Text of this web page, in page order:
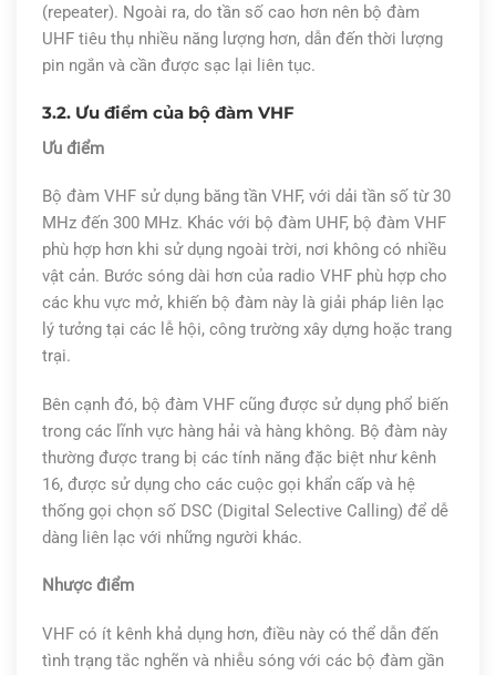
(repeater). Ngoài ra, do tần số cao hơn nên bộ đàm
UHF tiêu thụ nhiều năng lượng hơn, dẫn đến thời lượng
pin ngắn và cần được sạc lại liên tục.
3.2. Ưu điểm của bộ đàm VHF
Ưu điểm
Bộ đàm VHF sử dụng băng tần VHF, với dải tần số từ 30
MHz đến 300 MHz. Khác với bộ đàm UHF, bộ đàm VHF
phù hợp hơn khi sử dụng ngoài trời, nơi không có nhiều
vật cản. Bước sóng dài hơn của radio VHF phù hợp cho
các khu vực mở, khiến bộ đàm này là giải pháp liên lạc
lý tưởng tại các lễ hội, công trường xây dựng hoặc trang
trại.
Bên cạnh đó, bộ đàm VHF cũng được sử dụng phổ biến
trong các lĩnh vực hàng hải và hàng không. Bộ đàm này
thường được trang bị các tính năng đặc biệt như kênh
16, được sử dụng cho các cuộc gọi khẩn cấp và hệ
thống gọi chọn số DSC (Digital Selective Calling) để dễ
dàng liên lạc với những người khác.
Nhược điểm
VHF có ít kênh khả dụng hơn, điều này có thể dẫn đến
tình trạng tắc nghẽn và nhiễu sóng với các bộ đàm gần